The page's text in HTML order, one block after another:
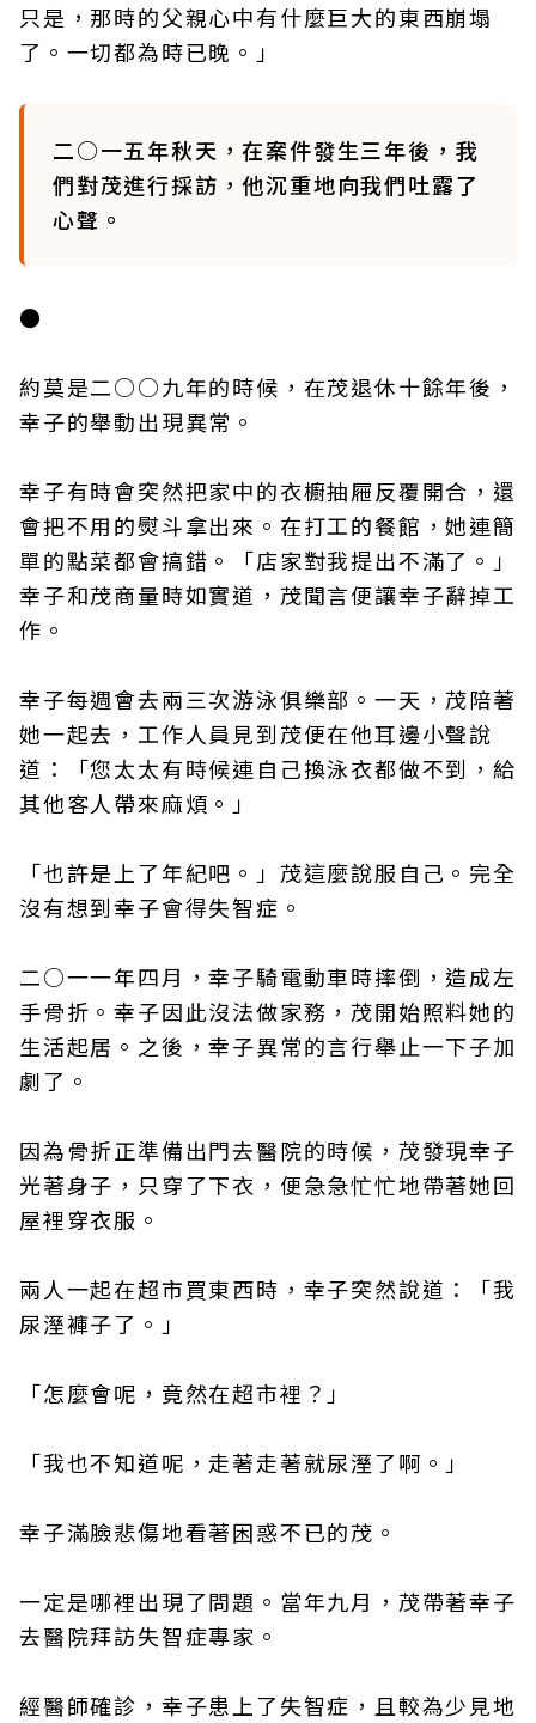
只是，那時的父親心中有什麼巨大的東西崩塌
了。一切都為時已晚。」
二○一五年秋天，在案件發生三年後，我
們對茂進行採訪，他沉重地向我們吐露了
心聲。
●
約莫是二○○九年的時候，在茂退休十餘年後，
幸子的舉動出現異常。
幸子有時會突然把家中的衣櫥抽屜反覆開合，還
會把不用的熨斗拿出來。在打工的餐館，她連簡
單的點菜都會搞錯。「店家對我提出不滿了。」
幸子和茂商量時如實道，茂聞言便讓幸子辭掉工
作。
幸子每週會去兩三次游泳俱樂部。一天，茂陪著
她一起去，工作人員見到茂便在他耳邊小聲說
道：「您太太有時候連自己換泳衣都做不到，給
其他客人帶來麻煩。」
「也許是上了年紀吧。」茂這麼說服自己。完全
沒有想到幸子會得失智症。
二○一一年四月，幸子騎電動車時摔倒，造成左
手骨折。幸子因此沒法做家務，茂開始照料她的
生活起居。之後，幸子異常的言行舉止一下子加
劇了。
因為骨折正準備出門去醫院的時候，茂發現幸子
光著身子，只穿了下衣，便急急忙忙地帶著她回
屋裡穿衣服。
兩人一起在超市買東西時，幸子突然說道：「我
尿溼褲子了。」
「怎麼會呢，竟然在超市裡？」
「我也不知道呢，走著走著就尿溼了啊。」
幸子滿臉悲傷地看著困惑不已的茂。
一定是哪裡出現了問題。當年九月，茂帶著幸子
去醫院拜訪失智症專家。
經醫師確診，幸子患上了失智症，且較為少見地